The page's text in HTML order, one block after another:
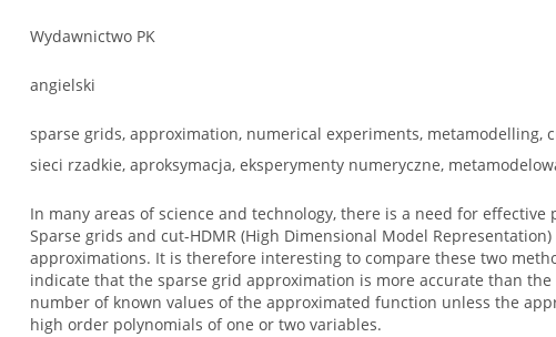
Wydawnictwo PK
angielski
sparse grids, approximation, numerical experiments, metamodelling,
sieci rzadkie, aproksymacja, eksperymenty numeryczne,
In many areas of science and technology, there is a need for
Sparse grids and cut-HDMR (High Dimensional Model
approximations. It is therefore interesting to compare these two
indicate that the sparse grid approximation is more accurate than
number of known values of the approximated function unless the
high order polynomials of one or two variables.